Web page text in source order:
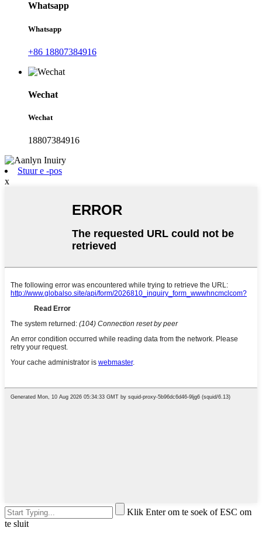
Whatsapp
Whatsapp
+86 18807384916
Wechat
Wechat
18807384916
Stuur e -pos
x
Klik Enter om te soek of ESC om
te sluit